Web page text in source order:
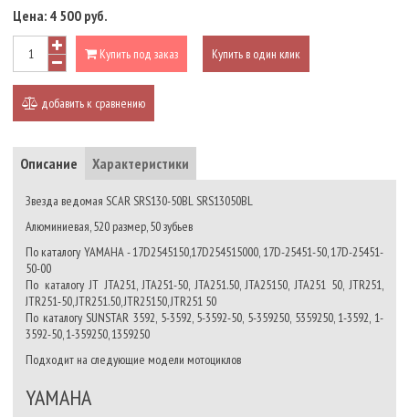
Цена: 4 500 руб.
Купить под заказ Купить в один клик
добавить к сравнению
Описание Характеристики
Звезда ведомая SCAR SRS130-50BL SRS13050BL
Алюминиевая, 520 размер, 50 зубьев
По каталогу YAMAHA - 17D2545150,17D254515000, 17D-25451-50, 17D-25451-
50-00
По каталогу JT JTA251, JTA251-50, JTA251.50, JTA25150, JTA251 50, JTR251,
JTR251-50, JTR251.50, JTR25150, JTR251 50
По каталогу SUNSTAR 3592, 5-3592, 5-3592-50, 5-359250, 5359250, 1-3592, 1-
3592-50, 1-359250, 1359250
Подходит на следующие модели мотоциклов
YAMAHA